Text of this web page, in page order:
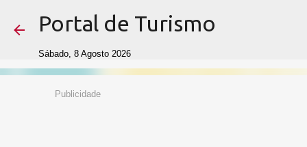
Portal de Turismo
Sábado, 8 Agosto 2026
Publicidade